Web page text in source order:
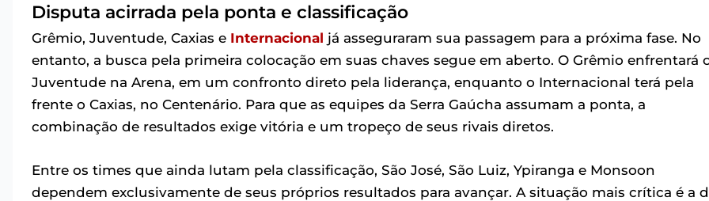
Disputa acirrada pela ponta e classificação
Grêmio, Juventude, Caxias e Internacional já asseguraram sua passagem para a próxima fase. No
entanto, a busca pela primeira colocação em suas chaves segue em aberto. O Grêmio enfrentará
Juventude na Arena, em um confronto direto pela liderança, enquanto o Internacional terá pela
frente o Caxias, no Centenário. Para que as equipes da Serra Gaúcha assumam a ponta, a
combinação de resultados exige vitória e um tropeço de seus rivais diretos.
Entre os times que ainda lutam pela classificação, São José, São Luiz, Ypiranga e Monsoon
dependem exclusivamente de seus próprios resultados para avançar. A situação mais crítica é a